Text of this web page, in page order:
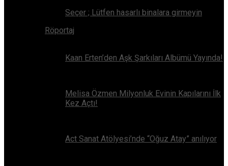
Seçer ; Lütfen hasarlı binalara girmeyin
Röportaj
Kaan Erten’den Aşk Şarkıları Albümü Yayında!
Melisa Özmen Milyonluk Evinin Kapılarını İlk
Kez Açtı!
Act Sanat Atölyesi’nde “Oğuz Atay” anılıyor